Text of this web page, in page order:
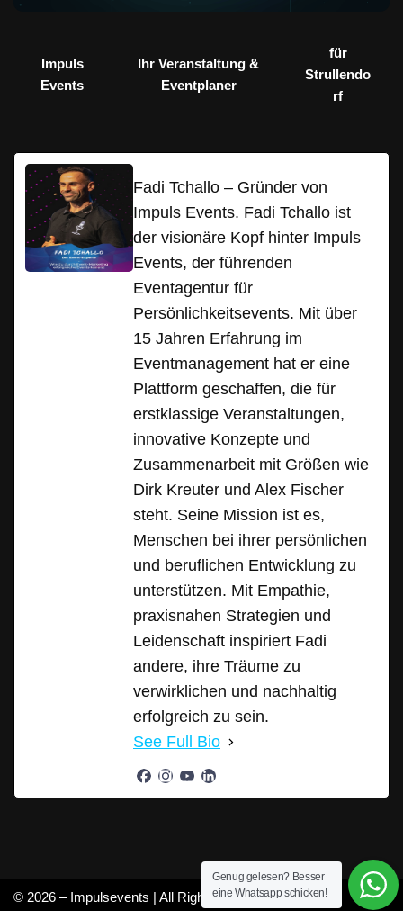
Impuls
Events
Ihr Veranstaltung &
Eventplaner
für
Strullendo
rf
Fadi Tchallo – Gründer von
Impuls Events. Fadi Tchallo ist
der visionäre Kopf hinter Impuls
Events, der führenden
Eventagentur für
Persönlichkeitsevents. Mit über
15 Jahren Erfahrung im
Eventmanagement hat er eine
Plattform geschaffen, die für
erstklassige Veranstaltungen,
innovative Konzepte und
Zusammenarbeit mit Größen wie
Dirk Kreuter und Alex Fischer
steht. Seine Mission ist es,
Menschen bei ihrer persönlichen
und beruflichen Entwicklung zu
unterstützen. Mit Empathie,
praxisnahen Strategien und
Leidenschaft inspiriert Fadi
andere, ihre Träume zu
verwirklichen und nachhaltig
erfolgreich zu sein.
See Full Bio
© 2026 – Impulsevents | All Rights Reserved |
Genug gelesen? Besser
eine Whatsapp schicken!